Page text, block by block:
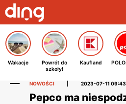
Wakacje
Powrót do
szkoły!
Kaufland
NOWOŚCI 2023-07-11 09:43
Pepco ma